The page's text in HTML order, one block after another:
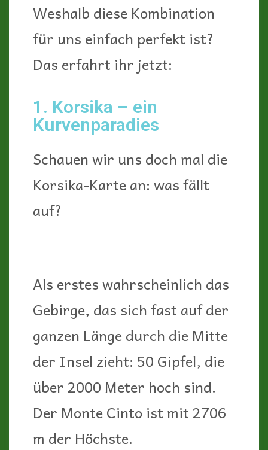
Weshalb diese Kombination
für uns einfach perfekt ist?
Das erfahrt ihr jetzt:
1. Korsika – ein
Kurvenparadies
Schauen wir uns doch mal die
Korsika-Karte an: was fällt
auf?
Als erstes wahrscheinlich das
Gebirge, das sich fast auf der
ganzen Länge durch die Mitte
der Insel zieht: 50 Gipfel, die
über 2000 Meter hoch sind.
Der Monte Cinto ist mit 2706
m der Höchste.